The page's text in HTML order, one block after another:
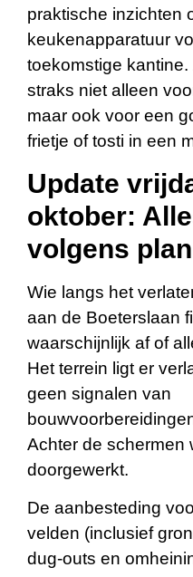
praktische inzichten
keukenapparatuur
toekomstige
straks niet alleen
maar ook voor een
frietje of tosti in een
Update
oktober:
volgens
Wie langs het
aan de Boeterslaan
waarschijnlijk af of
Het terrein ligt er
geen signalen van
Achter de schermen
doorgewerkt.
De aanbesteding
velden (inclusief
dug-outs en